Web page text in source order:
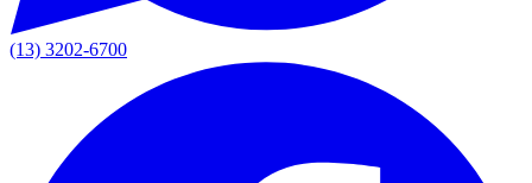
(13) 3202-6700